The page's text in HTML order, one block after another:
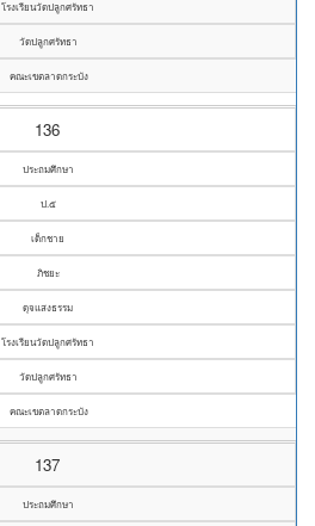
โรงเรียนวัดปลูกศรัทธา
วัดปลูกศรัทธา
คณะเขตลาดกระบัง
136
ประถมศึกษา
ป.๕
เด็กชาย
ภิชยะ
ดุจแสงธรรม
โรงเรียนวัดปลูกศรัทธา
วัดปลูกศรัทธา
คณะเขตลาดกระบัง
137
ประถมศึกษา